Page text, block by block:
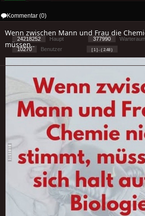
Kommentar (0)
Wenn zwischen Mann und Frau die
müssen..
24218252 Haupt 377990
10270
Benutzer [ 1 ] - ( 2.48 )